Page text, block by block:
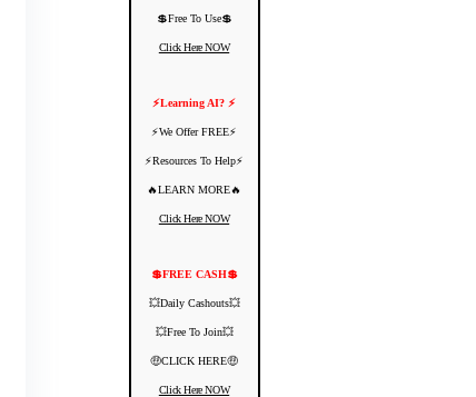
💲Free To Use💲
Click Here NOW
⚡️Learning AI? ⚡️
⚡️We Offer FREE⚡️
⚡️Resources To Help⚡️
🔥LEARN MORE🔥
Click Here NOW
💲FREE CASH💲
💥Daily Cashouts💥
💥Free To Join💥
🤑CLICK HERE🤑
Click Here NOW